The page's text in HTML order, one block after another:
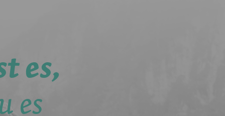
es,
es